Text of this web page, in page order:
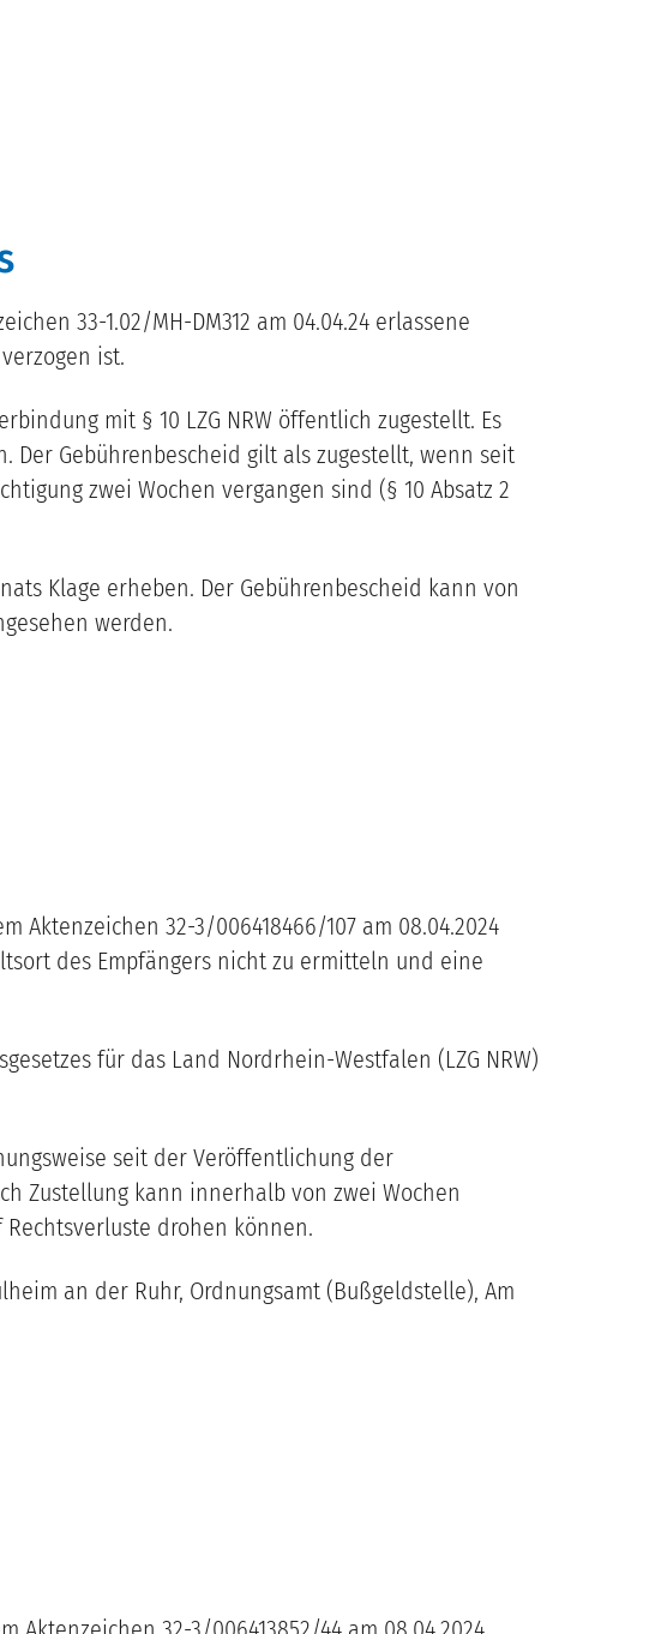
33-1.02/MH-DM312 am 04.04.24 erlassene
ist.
mit § 10 LZG NRW öffentlich zugestellt. Es
Der Gebührenbescheid gilt als zugestellt, wenn seit
zwei Wochen vergangen sind (§ 10 Absatz 2
Klage erheben. Der Gebührenbescheid kann von
werden.
Aktenzeichen 32-3/006418466/107 am 08.04.2024
des Empfängers nicht zu ermitteln und eine
für das Land Nordrhein-Westfalen (LZG NRW)
seit der Veröffentlichung der
Zustellung kann innerhalb von zwei Wochen
drohen können.
an der Ruhr, Ordnungsamt (Bußgeldstelle), Am